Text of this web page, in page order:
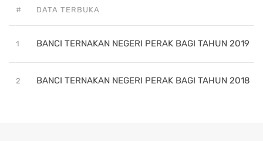
# DATA TERBUKA
1 BANCI TERNAKAN NEGERI PERAK BAGI TAHUN 2019
2 BANCI TERNAKAN NEGERI PERAK BAGI TAHUN 2018